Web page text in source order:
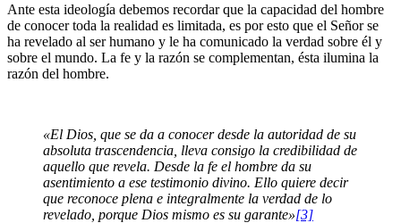
Ante esta ideología debemos recordar que la capacidad del hombre
de cono­cer toda la realidad es limitada, es por esto que el Señor se
ha revelado al ser humano y le ha comunicado la verdad sobre él y
sobre el mundo. La fe y la razón se complementan, ésta ilumina la
razón del hombre.
«El Dios, que se da a conocer desde la autoridad de su
absoluta trascendencia, lleva consigo la credibilidad de
aquello que revela. Desde la fe el hombre da su
asentimiento a ese testimonio divino. Ello quiere decir
que reconoce plena e integralmente la verdad de lo
revelado, porque Dios mismo es su garante»[3]